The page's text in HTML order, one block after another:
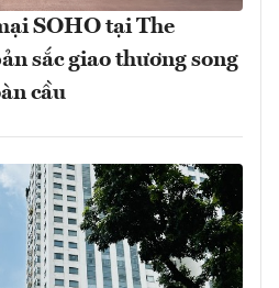
SOHO tại The
sắc giao thương song
cầu